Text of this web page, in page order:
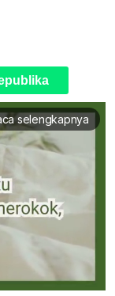
selengkapnya